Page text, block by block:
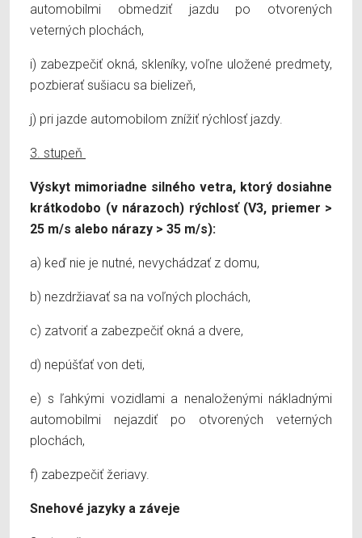
automobilmi obmedziť jazdu po otvorených
veterných plochách,
i) zabezpečiť okná, skleníky, voľne uložené predmety,
pozbierať sušiacu sa bielizeň,
j) pri jazde automobilom znížiť rýchlosť jazdy.
3. stupeň
Výskyt mimoriadne silného vetra, ktorý dosiahne
krátkodobo (v nárazoch) rýchlosť (V3, priemer >
25 m/s alebo nárazy > 35 m/s):
a) keď nie je nutné, nevychádzať z domu,
b) nezdržiavať sa na voľných plochách,
c) zatvoriť a zabezpečiť okná a dvere,
d) nepúšťať von deti,
e) s ľahkými vozidlami a nenaloženými nákladnými
automobilmi nejazdiť po otvorených veterných
plochách,
f) zabezpečiť žeriavy.
Snehové jazyky a záveje